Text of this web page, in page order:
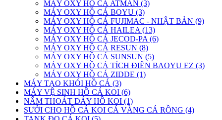
MÁY OXY HỒ CÁ ATMAN (3)
MÁY OXY HỒ CÁ BOYU (3)
MÁY OXY HỒ CÁ FUJIMAC - NHẬT BẢN (9)
MÁY OXY HỒ CÁ HAILEA (13)
MÁY OXY HỒ CÁ JECOD-PA (6)
MÁY OXY HỒ CÁ RESUN (8)
MÁY OXY HỒ CÁ SUNSUN (5)
MÁY OXY HỒ CÁ TÍCH ĐIÊN BAOYU EZ (3)
MÁY OXY HỒ CÁ ZIDDE (1)
MÁY TẠO KHÓI HỒ CÁ (3)
MÁY VỆ SINH HỒ CÁ KOI (6)
NẤM THOÁT ĐÁY HỒ KOI (1)
SƯỞI CHO HỒ CÁ KOI CÁ VÀNG CÁ RỒNG (4)